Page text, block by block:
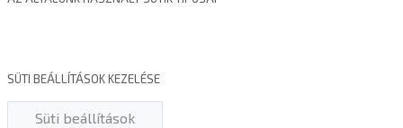
SÜTI BEÁLLÍTÁSOK KEZELÉSE
Süti beállítások